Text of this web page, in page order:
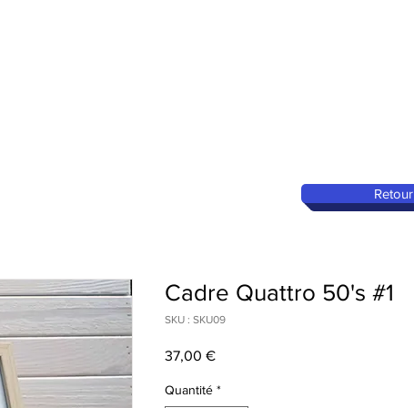
Cadre Quattro 50's #1
SKU : SKU09
37,00 €Prix
Quantité *
Retour